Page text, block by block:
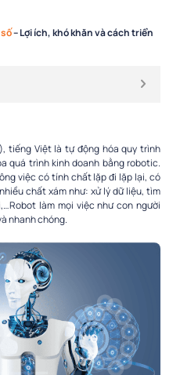
– Lợi ích, khó khăn và cách triển
tiếng Việt là tự động hóa quy trình
quá trình kinh doanh bằng robotic.
việc có tính chất lặp đi lặp lại, có
chất xám như: xử lý dữ liệu, tìm
làm mọi việc như con người
nhanh chóng.